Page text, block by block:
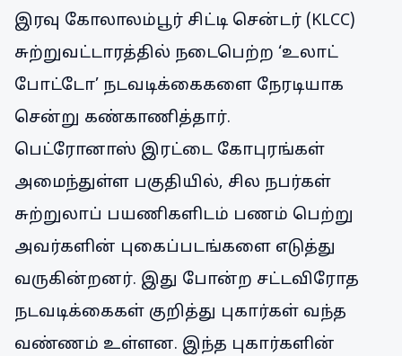
இரவு கோலாலம்பூர் சிட்டி சென்டர் (KLCC)
சுற்றுவட்டாரத்தில் நடைபெற்ற ‘உலாட்
போட்டோ’ நடவடிக்கைகளை நேரடியாக
சென்று கண்காணித்தார்.
பெட்ரோனாஸ் இரட்டை கோபுரங்கள்
அமைந்துள்ள பகுதியில், சில நபர்கள்
சுற்றுலாப் பயணிகளிடம் பணம் பெற்று
அவர்களின் புகைப்படங்களை எடுத்து
வருகின்றனர். இது போன்ற சட்டவிரோத
நடவடிக்கைகள் குறித்து புகார்கள் வந்த
வண்ணம் உள்ளன. இந்த புகார்களின்